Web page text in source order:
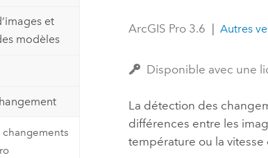
Developer
applications de
les produits
Tous les secteurs d’activité
et
modèles
ArcGIS Pro 3.6 Autres
Disponible avec une
La détection des
différences entre les
température ou la